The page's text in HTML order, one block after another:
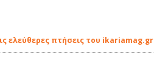
ελεύθερες πτήσεις του ikariamag.gr